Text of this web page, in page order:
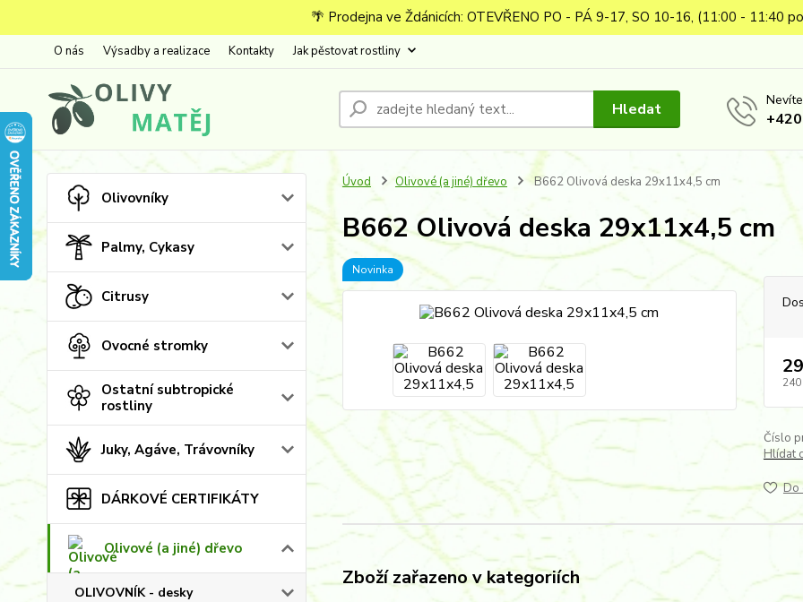
🌴 Prodejna ve Ždánicích: OTEVŘENO PO - PÁ 9-17, SO 10-16, (11:00 - 11:40
O nás Výsadby a realizace Kontakty Jak pěstovat rostliny
Hledat
Olivovníky
Palmy, Cykasy
Citrusy
Ovocné stromky
Ostatní subtropické
rostliny
Juky, Agáve, Trávovníky
DÁRKOVÉ CERTIFIKÁTY
Olivové (a jiné) dřevo
OLIVOVNÍK - desky
Úvod Olivové (a jiné) dřevo B662 Olivová deska 29x11x4,5 cm
B662 Olivová deska 29x11x4,5 cm
Novinka
240
Číslo
Hlídat
Do
Zboží zařazeno v kategoriích